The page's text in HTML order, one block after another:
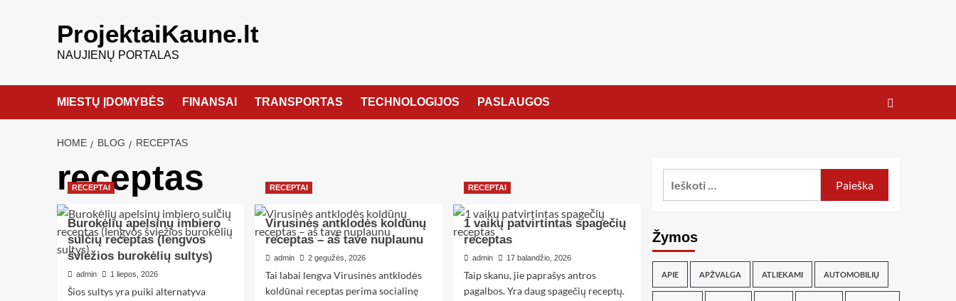
ProjektaiKaune.lt
NAUJIENŲ PORTALAS
MIESTŲ ĮDOMYBĖS FINANSAI TRANSPORTAS TECHNOLOGIJOS PASLAUGOS
HOME BLOG RECEPTAS
receptas
RECEPTAI
Burokėlių apelsinų imbiero
sulčių receptas (lengvos
šviežios burokėlių sultys)
admin 1 liepos, 2026
Šios sultys yra puiki alternatyva
RECEPTAI
Virusinės antklodės koldūnų
receptas – aš tave nuplaunu
admin 2 gegužės, 2026
Tai labai lengva Virusinės antklodės
koldūnai receptas perima socialinę
RECEPTAI
1 vaikų patvirtintas spagečių
receptas
admin 17 balandžio, 2026
Taip skanu, jie paprašys antros
pagalbos. Yra daug spagečių receptų.
Žymos
APIE APŽVALGA ATLIEKAMI AUTOMOBILIŲ